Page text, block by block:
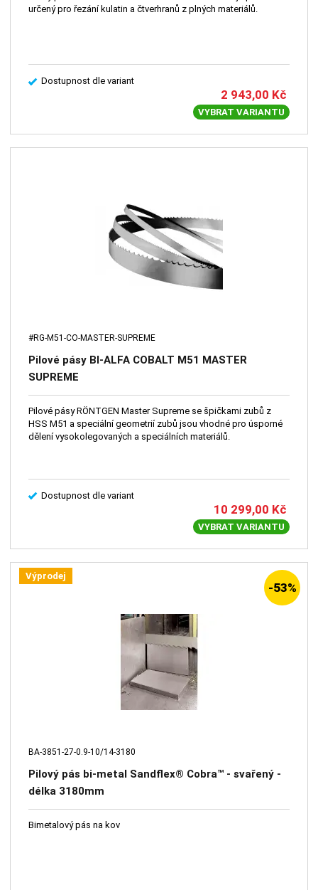
určený pro řezání kulatin a čtverhranů z plných materiálů.
Dostupnost dle variant
2 943,00 Kč
VYBRAT VARIANTU
#RG-M51-CO-MASTER-SUPREME
Pilové pásy BI-ALFA COBALT M51 MASTER
SUPREME
Pilové pásy RÖNTGEN Master Supreme se špičkami zubů z
HSS M51 a speciální geometrií zubů jsou vhodné pro úsporné
dělení vysokolegovaných a speciálních materiálů.
Dostupnost dle variant
10 299,00 Kč
VYBRAT VARIANTU
Výprodej
-53%
BA-3851-27-0.9-10/14-3180
Pilový pás bi-metal Sandflex® Cobra™ - svařený -
délka 3180mm
Bimetalový pás na kov